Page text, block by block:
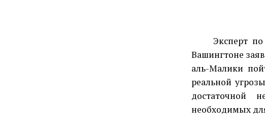
Эксперт
Вашингтоне
аль-Малики
реальной
достаточной
необходимых